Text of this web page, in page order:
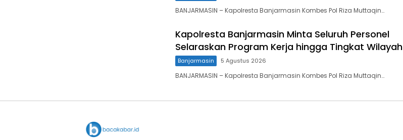
BANJARMASIN – Kapolresta Banjarmasin Kombes Pol Riza Muttaqin…
Kapolresta Banjarmasin Minta Seluruh Personel
Selaraskan Program Kerja hingga Tingkat Wilayah
Banjarmasin 5 Agustus 2026
BANJARMASIN – Kapolresta Banjarmasin Kombes Pol Riza Muttaqin…